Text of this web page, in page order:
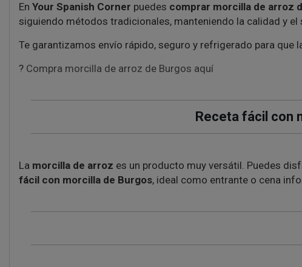
En Your Spanish Corner puedes comprar morcilla de arroz
siguiendo métodos tradicionales, manteniendo la calidad y el
Te garantizamos envío rápido, seguro y refrigerado para
? Compra morcilla de arroz de Burgos aquí
Receta fácil con
La morcilla de arroz es un producto muy versátil. Puedes
fácil con morcilla de Burgos, ideal como entrante o cena